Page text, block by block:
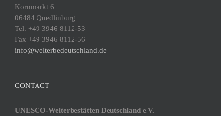
Kornmarkt 6
06484 Quedlinburg
Tel. +49 3946 8112-53
Fax +49 3946 8112-56
info@welterbedeutschland.de
CONTACT
UNESCO-Welterbestätten Deutschland e.V.